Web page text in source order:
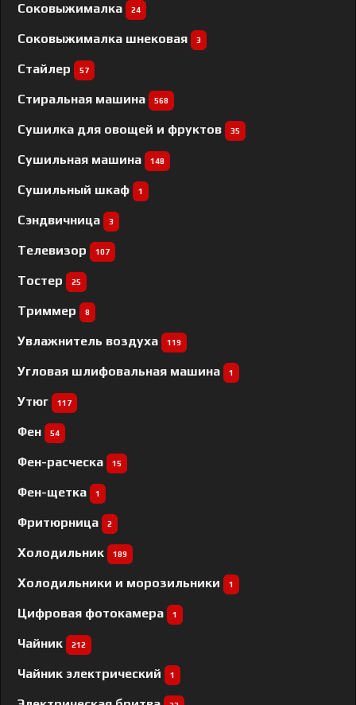
Соковыжималка 24
Соковыжималка шнековая 3
Стайлер 57
Стиральная машина 568
Сушилка для овощей и фруктов 35
Сушильная машина 148
Сушильный шкаф 1
Сэндвичница 3
Телевизор 107
Тостер 25
Триммер 8
Увлажнитель воздуха 119
Угловая шлифовальная машина 1
Утюг 117
Фен 54
Фен-расческа 15
Фен-щетка 1
Фритюрница 2
Холодильник 189
Холодильники и морозильники 1
Цифровая фотокамера 1
Чайник 212
Чайник электрический 1